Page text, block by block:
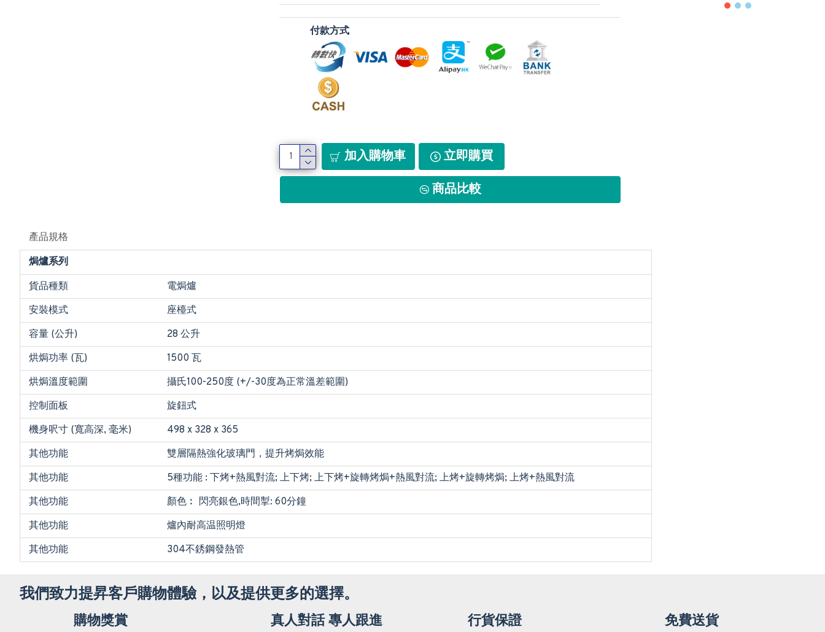
付款方式
加入購物車 立即購買
商品比較
產品規格
焗爐系列
貨品種類
電焗爐
安裝模式
座檯式
容量 (公升)
28 公升
烘焗功率 (瓦)
1500 瓦
烘焗溫度範圍
攝氏100-250度 (+/-30度為正常溫差範圍)
控制面板
旋鈕式
機身呎寸 (寬高深, 毫米)
498 x 328 x 365
其他功能
雙層隔熱強化玻璃門，提升烤焗效能
其他功能
5種功能 : 下烤+熱風對流; 上下烤; 上下烤+旋轉烤焗+熱風對流; 上烤+旋轉烤焗; 上烤+熱風對流
其他功能
顏色︰ 閃亮銀色,時間掣: 60分鐘
其他功能
爐內耐高温照明燈
其他功能
304不銹鋼發熱管
我們致力提昇客戶購物體驗，以及提供更多的選擇。
購物獎賞 真人對話 專人跟進 行貨保證 免費送貨